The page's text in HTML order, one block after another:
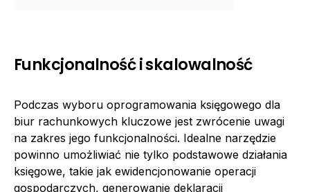
Funkcjonalność i skalowalność
Podczas wyboru oprogramowania księgowego dla
biur rachunkowych kluczowe jest zwrócenie uwagi
na zakres jego funkcjonalności. Idealne narzędzie
powinno umożliwiać nie tylko podstawowe działania
księgowe, takie jak ewidencjonowanie operacji
gospodarczych, generowanie deklaracji